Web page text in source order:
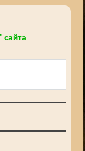
сайта